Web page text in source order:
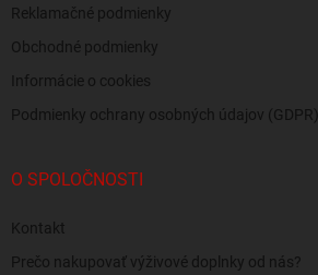
Reklamačné podmienky
Obchodné podmienky
Informácie o cookies
Podmienky ochrany osobných údajov (GDPR)
O SPOLOČNOSTI
Kontakt
Prečo nakupovať výživové doplnky od nás?